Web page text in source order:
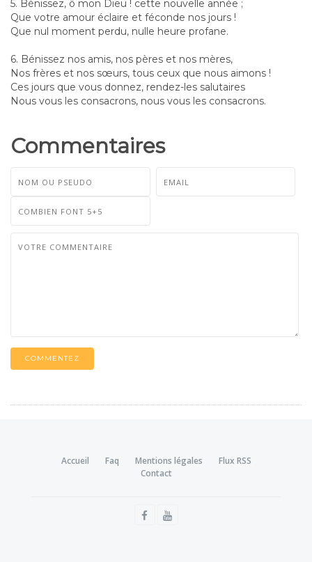
5. Bénissez, ô mon Dieu ! cette nouvelle année ;
Que votre amour éclaire et féconde nos jours !
Que nul moment perdu, nulle heure profane.
6. Bénissez nos amis, nos pères et nos mères,
Nos frères et nos sœurs, tous ceux que nous aimons !
Ces jours que vous donnez, rendez-les salutaires
Nous vous les consacrons, nous vous les consacrons.
Commentaires
COMMENTEZ
Accueil Faq Mentions légales
Flux RSS
Contact